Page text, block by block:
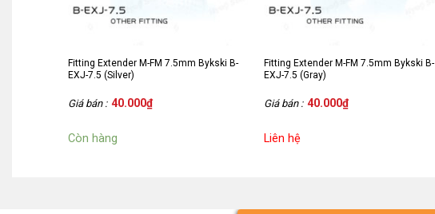
Fitting Extender M-FM 7.5mm Bykski B-
EXJ-7.5 (Silver)
Giá bán : 40.000₫
Còn hàng
Fitting Extender M-FM 7.5mm Bykski B-
EXJ-7.5 (Gray)
Giá bán : 40.000₫
Liên hệ